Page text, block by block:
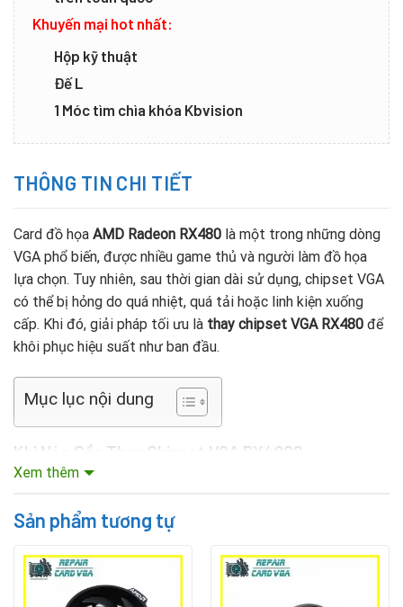
Khuyến mại hot nhất:
Hộp kỹ thuật
Đế L
1 Móc tìm chìa khóa Kbvision
THÔNG TIN CHI TIẾT
Card đồ họa AMD Radeon RX480 là một trong những dòng
VGA phổ biến, được nhiều game thủ và người làm đồ họa
lựa chọn. Tuy nhiên, sau thời gian dài sử dụng, chipset VGA
có thể bị hỏng do quá nhiệt, quá tải hoặc linh kiện xuống
cấp. Khi đó, giải pháp tối ưu là thay chipset VGA RX480 để
khôi phục hiệu suất như ban đầu.
Mục lục nội dung
Khi Nào Cần Thay Chipset VGA RX480?
Bạn nên mang VGA đến trung tâm sửa chữa khi gặp các
Hình ảnh bị sọc ngang, nhiễu màu hoặc vỡ hình.
Xem thêm
Sản phẩm tương tự